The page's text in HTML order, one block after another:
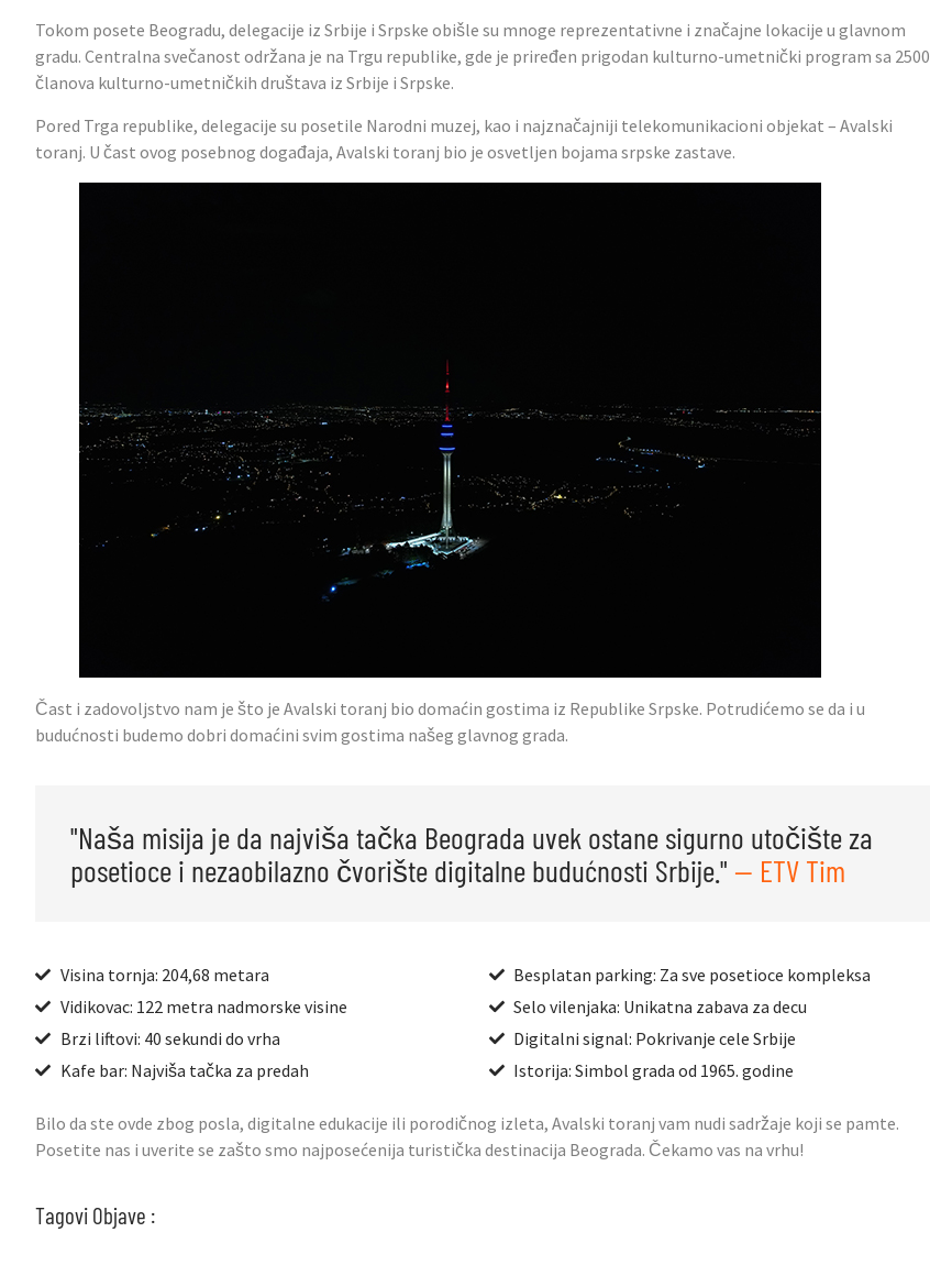
Tokom posete Beogradu, delegacije iz Srbije i Srpske obišle su mnoge reprezentativne i značajne lokacije u glavnom
gradu. Centralna svečanost održana je na Trgu republike, gde je priređen prigodan kulturno-umetnički program sa 2500
članova kulturno-umetničkih društava iz Srbije i Srpske.
Pored Trga republike, delegacije su posetile Narodni muzej, kao i najznačajniji telekomunikacioni objekat – Avalski
toranj. U čast ovog posebnog događaja, Avalski toranj bio je osvetljen bojama srpske zastave.
Čast i zadovoljstvo nam je što je Avalski toranj bio domaćin gostima iz Republike Srpske. Potrudićemo se da i u
budućnosti budemo dobri domaćini svim gostima našeg glavnog grada.
"Naša misija je da najviša tačka Beograda uvek ostane sigurno utočište za
posetioce i nezaobilazno čvorište digitalne budućnosti Srbije." — ETV Tim
Visina tornja: 204,68 metara
Vidikovac: 122 metra nadmorske visine
Brzi liftovi: 40 sekundi do vrha
Kafe bar: Najviša tačka za predah
Besplatan parking: Za sve posetioce kompleksa
Selo vilenjaka: Unikatna zabava za decu
Digitalni signal: Pokrivanje cele Srbije
Istorija: Simbol grada od 1965. godine
Bilo da ste ovde zbog posla, digitalne edukacije ili porodičnog izleta, Avalski toranj vam nudi sadržaje koji se pamte.
Posetite nas i uverite se zašto smo najposećenija turistička destinacija Beograda. Čekamo vas na vrhu!
Tagovi Objave :